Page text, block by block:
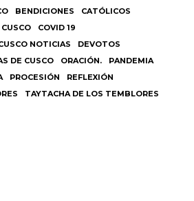
BENDICIONES
CATÓLICOS
COVID 19
NOTICIAS
DEVOTOS
DE CUSCO ORACIÓN.
PANDEMIA
PROCESIÓN
REFLEXIÓN
TAYTACHA DE LOS TEMBLORES